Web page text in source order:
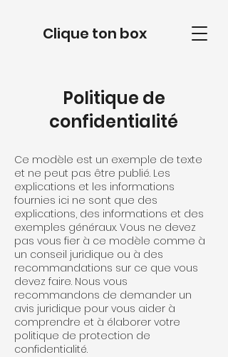
Clique ton box
Politique de
confidentialité
Ce modèle est un exemple de texte
et ne peut pas être publié. Les
explications et les informations
fournies ici ne sont que des
explications, des informations et des
exemples généraux. Vous ne devez
pas vous fier à ce modèle comme à
un conseil juridique ou à des
recommandations sur ce que vous
devez faire. Nous vous
recommandons de demander un
avis juridique pour vous aider à
comprendre et à élaborer votre
politique de protection de
confidentialité.